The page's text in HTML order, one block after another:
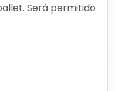
Será permitido